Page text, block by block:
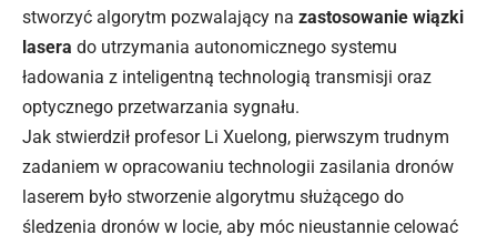
stworzyć algorytm pozwalający na zastosowanie wiązki
lasera do utrzymania autonomicznego systemu
ładowania z inteligentną technologią transmisji oraz
optycznego przetwarzania sygnału.
Jak stwierdził profesor Li Xuelong, pierwszym trudnym
zadaniem w opracowaniu technologii zasilania dronów
laserem było stworzenie algorytmu służącego do
śledzenia dronów w locie, aby móc nieustannie celować